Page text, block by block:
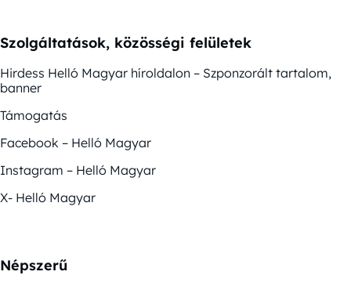
Szolgáltatások, közösségi felületek
Hirdess Helló Magyar híroldalon – Szponzorált tartalom,
banner
Támogatás
Facebook – Helló Magyar
Instagram – Helló Magyar
X- Helló Magyar
Népszerű